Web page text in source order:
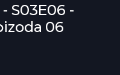
S03E06 -
06